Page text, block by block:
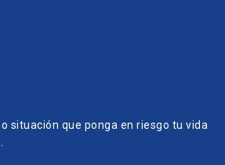
situación que ponga en riesgo tu vida